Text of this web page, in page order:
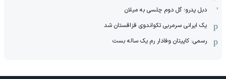
دبل پدرو؛ گل دوم چلسی به میلان
یک ایرانی سرمربی تکواندوی قزاقستان شد
رسمی: کاپیتان وفادار رم یک ساله بست